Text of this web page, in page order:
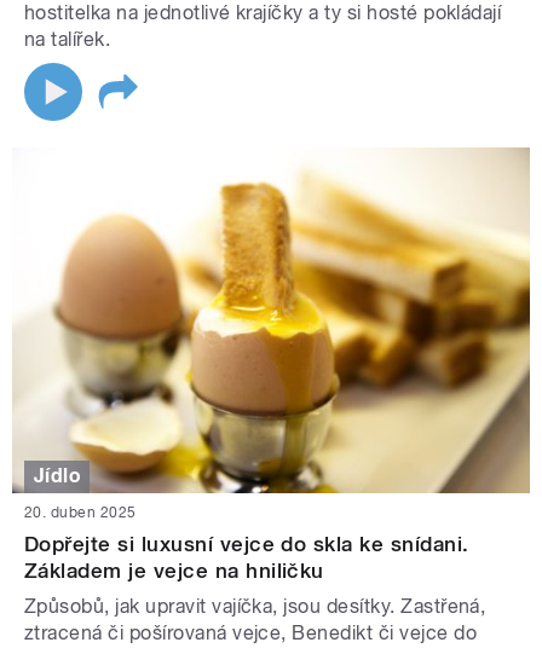
hostitelka na jednotlivé krajíčky a ty si hosté pokládají
na talířek.
Jídlo
20. duben 2025
Dopřejte si luxusní vejce do skla ke snídani.
Základem je vejce na hniličku
Způsobů, jak upravit vajíčka, jsou desítky. Zastřená,
ztracená či pošírovaná vejce, Benedikt či vejce do